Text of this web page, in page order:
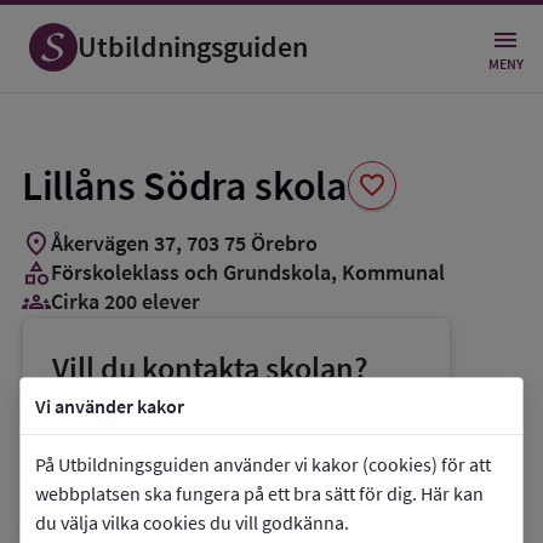
Vi använder kakor
På Utbildningsguiden använder vi kakor (cookies) för att
webbplatsen ska fungera på ett bra sätt för dig. Här kan
du välja vilka cookies du vill godkänna.
Utbildningsguiden MENY
Lillåns Södra skola favorite
Spara
som
favorit
location_onÅkervägen 37, 703 75 Örebro
categoryFörskoleklass och Grundskola, Kommunal
groups_3Cirka 200 elever
Vill du kontakta skolan?
phoneTelefon:019-212974
E-post: lillans.sodra.skola@orebro.se
link Webbplats:Lillåns Södra skola